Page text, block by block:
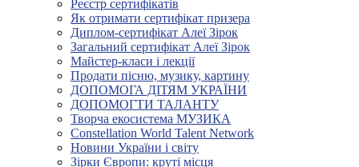
Реєстр сертифікатів
Як отримати сертифікат призера
Диплом-сертифікат Алеї Зірок
Загальний сертифікат Алеї Зірок
Майстер-класи і лекції
Продати пісню, музику, картину
ДОПОМОГА ДІТЯМ УКРАЇНИ
ДОПОМОГТИ ТАЛАНТУ
Творча екосистема МУЗИКА
Constellation World Talent Network
Новини України і світу
Зірки Європи: круті місця